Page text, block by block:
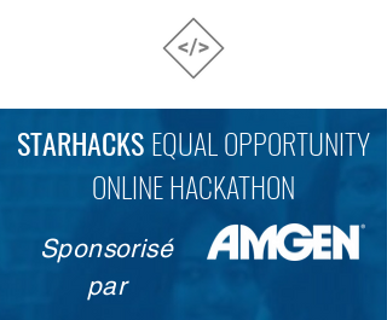
STARHACKSEQUAL OPPORTUNITY
ONLINE HACKATHON
Sponsorisé
par